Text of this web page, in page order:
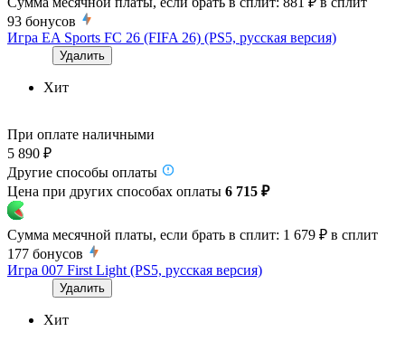
93 бонусов
Игра EA Sports FC 26 (FIFA 26) (PS5, русская версия)
Удалить
Хит
При оплате наличными
5 890 ₽
Другие способы оплаты
Цена при других способах оплаты 6 715 ₽
Сумма месячной платы, если брать в сплит: 1 679 ₽ в сплит
177 бонусов
Игра 007 First Light (PS5, русская версия)
Удалить
Хит